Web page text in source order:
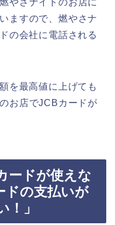
ますので、燃やさナ
の会社に電話される
を最高値に上げても
お店でJCBカードが
ードが使えな
ドの支払いが
！」